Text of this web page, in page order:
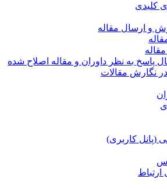
ارسال مقاله
به نظر داوران و مقاله اصلاح شده
مقالات
کاربری)